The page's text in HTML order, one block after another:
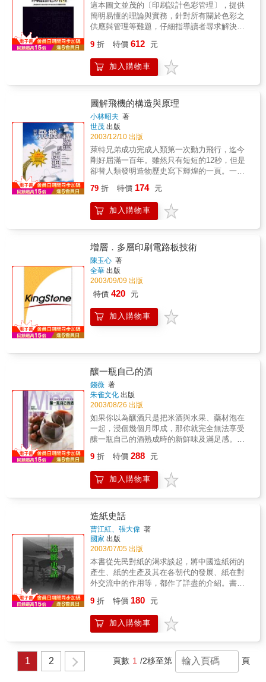
這本圖文並茂的〔印刷設計色彩管理〕，提供
簡明易懂的理論與實務，針對所有關於色彩之
供應與管理等難題，仔細指導讀者尋求解決之
的原則ˋ配色原理，以及在印刷設計與網頁設計
時，色彩之控制和應用技法。
9 折 特價 612 元
加入購物車
圖解飛機的構造與原理
小林昭夫 著
世茂 出版
2003/12/10 出版
萊特兄弟成功完成人類第一次動力飛行，迄今
剛好屆滿一百年。雖然只有短短的12秒，但是
卻替人類發明造物歷史寫下輝煌的一頁。一百
飛上青天嗎？本書以身旁容易取得的材料，製
作紙飛機或橡皮動力飛機。透過模型飛機的試
飛，讓你了解飛行的基本構造，體驗自然的力
機在空中飛翔的秘密
79 折 特價 174 元
加入購物車
增層．多層印刷電路板技術
陳玉心 著
全華 出版
2003/09/09 出版
特價 420 元
加入購物車
釀一瓶自己的酒
錢薇 著
朱雀文化 出版
2003/08/26 出版
如果你以為釀酒只是把米酒與水果、藥材泡在
一起，浸個幾個月即成，那你就完全無法享受
釀一瓶自己的酒熟成時的新鮮味及滿足感。
酵！本書將指導你如何運用輔助工具及正確步
驟，簡單輕鬆釀出各式水果酒、乾果酒，甚至
難得一見的氣泡酒！
9 折 特價 288 元
加入購物車
造紙史話
曹江紅、張大偉 著
國家 出版
2003/07/05 出版
本書從先民對紙的渴求談起，將中國造紙術的
產生、紙的生產及其在各朝代的發展、紙在對
外交流中的作用等，都作了詳盡的介紹。書中
論述，使全書內容更加充實完整，讓讀者能一
覽中國造紙術發展的輝煌歷史。
9 折 特價 180 元
加入購物車
1 2 頁數 1 /2移至第 頁